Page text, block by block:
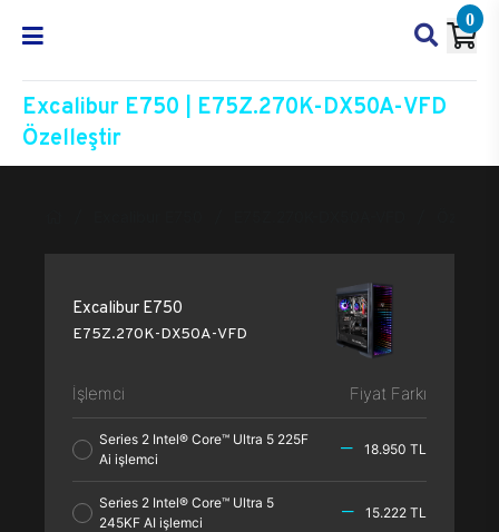
0
Excalibur E750 | E75Z.270K-DX50A-VFD
Özelleştir
Excalibur E750
E75Z.270K-DX50A-VFD
İşlemci Fiyat Farkı
Series 2 Intel® Core™ Ultra 5 225F
Ai işlemci
18.950 TL
Series 2 Intel® Core™ Ultra 5
245KF AI işlemci
15.222 TL